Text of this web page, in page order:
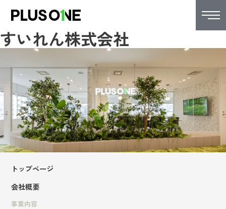
すいれん株式会社
トップページ
会社概要
事業内容